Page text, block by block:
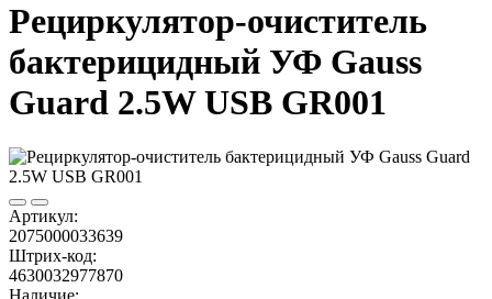
Рециркулятор-очиститель
бактерицидный УФ Gauss
Guard 2.5W USB GR001
Артикул:
2075000033639
Штрих-код:
4630032977870
Наличие: